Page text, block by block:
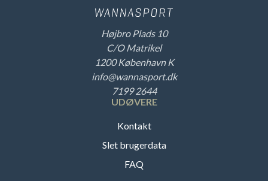
Højbro Plads 10
C/O Matrikel
1200 København K
info@wannasport.dk
7199 2644
UDØVERE
Kontakt
Slet brugerdata
FAQ